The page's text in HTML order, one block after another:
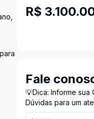
R$
Fale
💡Dica: Informe sua
Dúvidas para um